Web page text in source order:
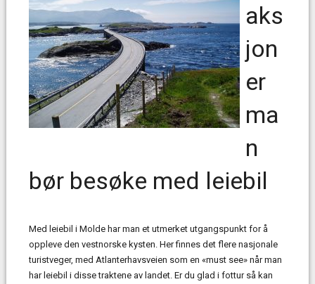
aks
jon
er
ma
n
bør besøke med leiebil
Med leiebil i Molde har man et utmerket utgangspunkt for å
oppleve den vestnorske kysten. Her finnes det flere nasjonale
turistveger, med Atlanterhavsveien som en «must see» når man
har leiebil i disse traktene av landet. Er du glad i fottur så kan